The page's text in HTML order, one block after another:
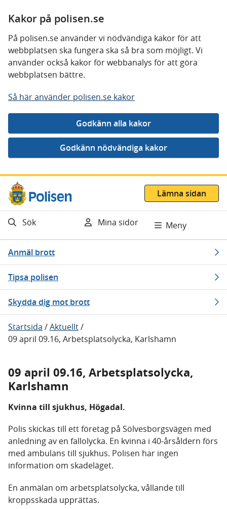
Kakor på polisen.se
På polisen.se använder vi nödvändiga kakor för att
webbplatsen ska fungera ska så bra som möjligt. Vi
använder också kakor för webbanalys för att göra
webbplatsen bättre.
Så här använder polisen.se kakor
Gå direkt till innehåll
Lämna sidan
Sök Mina sidor Meny
Anmäl brott
Tipsa polisen
Skydda dig mot brott
Startsida /Aktuellt/
09 april 09.16, Arbetsplatsolycka, Karlshamn
09 april 09.16, Arbetsplatsolycka,
Karlshamn
Kvinna till sjukhus, Högadal.
Polis skickas till ett företag på Sölvesborgsvägen med
anledning av en fallolycka. En kvinna i 40-årsåldern förs
med ambulans till sjukhus. Polisen har ingen
information om skadeläget.
En anmälan om arbetsplatsolycka, vållande till
kroppsskada upprättas.